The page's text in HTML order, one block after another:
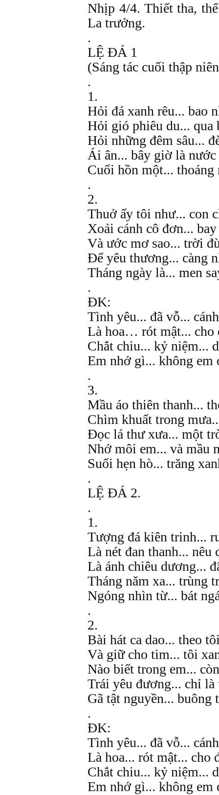
Nhịp 4/4. Thiết tha,
La trưởng.
.
LỆ ĐÁ 1
(Sáng tác cuối thập
.
1.
Hỏi đá xanh rêu... bao
Hỏi gió phiêu du... qua
Hỏi những đêm sâu...
Ái ân... bây giờ là nước
Cuối hồn một... thoáng
.
2.
Thuở ấy tôi như... con
Xoải cánh cô đơn...
Và ước mơ sao... trời
Để yêu thương... càng
Tháng ngày là... men
.
ĐK:
Tình yêu... đã vỗ...
Là hoa… rót mật... cho
Chắt chiu... kỷ niệm...
Em nhớ gì... không em
.
3.
Mầu áo thiên thanh...
Chìm khuất trong
Đọc lá thư xưa... một
Nhớ môi em... và mầu
Suối hẹn hò... trăng
.
LỆ ĐÁ 2.
.
1.
Tượng đá kiên trinh...
Là nét đan thanh... nêu
Là ánh chiêu dương...
Tháng năm xa... trùng
Ngóng nhìn từ... bát
.
2.
Bài hát ca dao... theo
Và giữ cho tim... tôi
Nào biết trong em...
Trái yêu đương... chỉ là
Gã tật nguyền...
.
ĐK:
Tình yêu... đã vỗ...
Là hoa... rót mật... cho
Chắt chiu... kỷ niệm...
Em nhớ gì... không em